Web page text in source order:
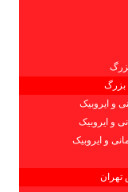
بزرگ
و ایروبیک
و ایروبیک
و ایروبیک